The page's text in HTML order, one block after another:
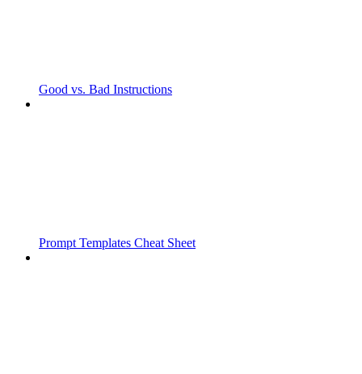
Good vs. Bad Instructions
Prompt Templates Cheat Sheet